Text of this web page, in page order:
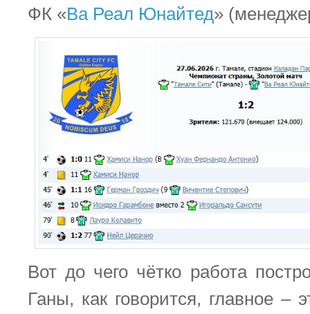
ФК «Ва Реал Юнайтед»
Вот до чего чётко работа
Ганы, как говорится, главное –